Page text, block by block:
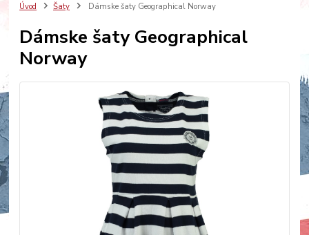
Úvod Šaty Dámske šaty Geographical Norway
Dámske šaty Geographical
Norway